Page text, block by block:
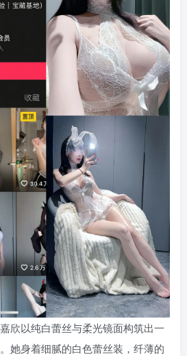
欣以纯白蕾丝与柔光镜面构筑出一
她身着细腻的白色蕾丝装，纤薄的